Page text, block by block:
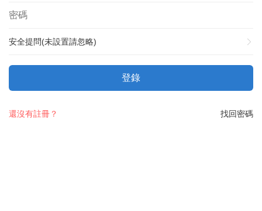
安全提問(未設置請忽略)
登錄
找回密碼
還沒有註冊？